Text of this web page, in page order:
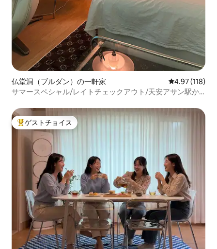
仏堂洞（ブルダン）の一軒家 レビュー118
4.97 (118)
サマースペシャル/レイトチェックアウト/天安アサン駅か
マッサージチェア/ビデ
大好評のゲストチョイスです。
ゲストチョイス